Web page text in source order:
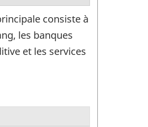
consiste à
les banques
et les services